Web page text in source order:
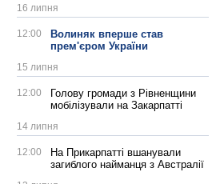
16 липня
12:00
Волиняк вперше став
прем'єром України
15 липня
12:00
Голову громади з Рівненщини
мобілізували на Закарпатті
14 липня
12:00
На Прикарпатті вшанували
загиблого найманця з Австралії